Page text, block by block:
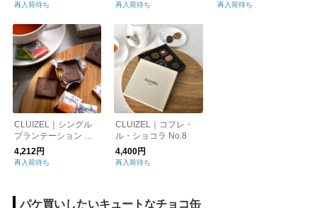
再入荷待ち 再入荷待ち 再入荷待ち
CLUIZEL｜シングル
プランテーション カ
レ No.16
4,212円
再入荷待ち
CLUIZEL｜コフレ・
ル・ショコラ No.8
4,400円
再入荷待ち
パケ買いしたいキュートなチョコ缶